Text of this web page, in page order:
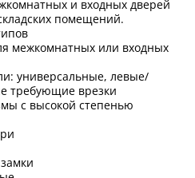
и входных дверей
помещений.
межкомнатных или входных
универсальные, левые/
требующие врезки
с высокой степенью